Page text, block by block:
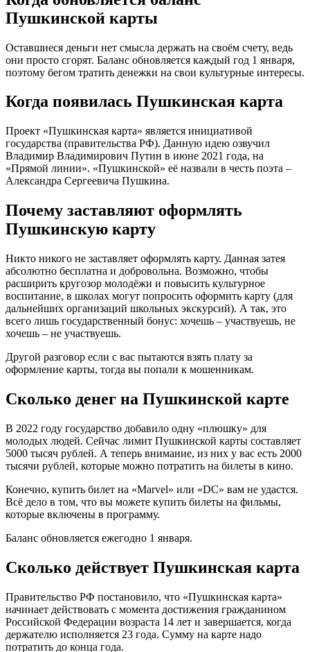
Пушкинской карты
Оставшиеся деньги нет смысла держать на своём счету, ведь
они просто сгорят. Баланс обновляется каждый год 1 января,
поэтому бегом тратить денежки на свои культурные интересы.
Когда появилась Пушкинская карта
Проект «Пушкинская карта» является инициативой
государства (правительства РФ). Данную идею озвучил
Владимир Владимирович Путин в июне 2021 года, на
«Прямой линии». «Пушкинской» её назвали в честь поэта –
Александра Сергеевича Пушкина.
Почему заставляют оформлять
Пушкинскую карту
Никто никого не заставляет оформлять карту. Данная затея
абсолютно бесплатна и добровольна. Возможно, чтобы
расширить кругозор молодёжи и повысить культурное
воспитание, в школах могут попросить оформить карту (для
дальнейших организаций школьных экскурсий). А так, это
всего лишь государственный бонус: хочешь – участвуешь, не
хочешь – не участвуешь.
Другой разговор если с вас пытаются взять плату за
оформление карты, тогда вы попали к мошенникам.
Сколько денег на Пушкинской карте
В 2022 году государство добавило одну «плюшку» для
молодых людей. Сейчас лимит Пушкинской карты составляет
5000 тысяч рублей. А теперь внимание, из них у вас есть 2000
тысячи рублей, которые можно потратить на билеты в кино.
Конечно, купить билет на «Marvel» или «DC» вам не удастся.
Всё дело в том, что вы можете купить билеты на фильмы,
которые включены в программу.
Баланс обновляется ежегодно 1 января.
Сколько действует Пушкинская карта
Правительство РФ постановило, что «Пушкинская карта»
начинает действовать с момента достижения гражданином
Российской Федерации возраста 14 лет и завершается, когда
держателю исполняется 23 года. Сумму на карте надо
потратить до конца года.